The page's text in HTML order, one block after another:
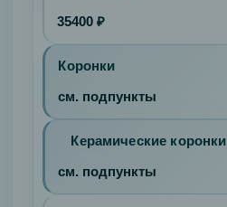
35400 ₽
Коронки
см. подпункты
Керамические коронки
см. подпункты